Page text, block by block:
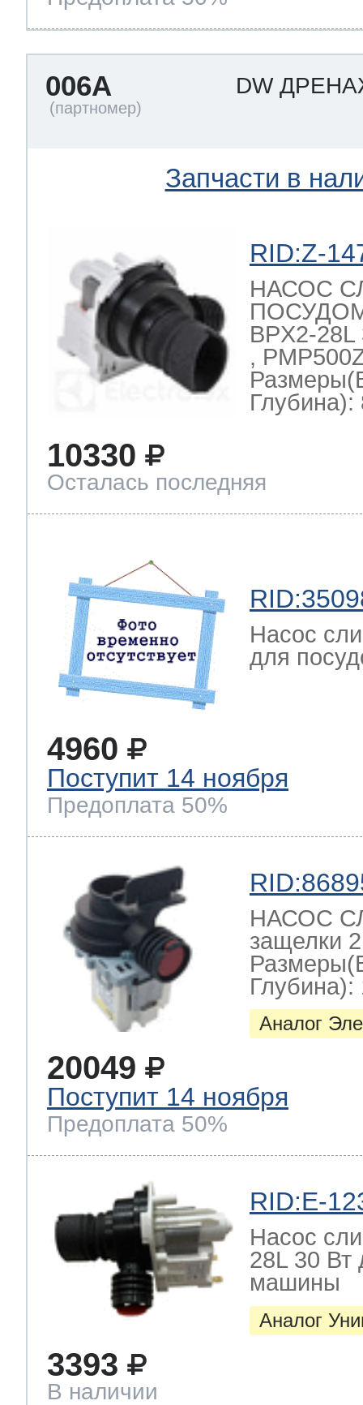
006A DW
Запчасти в
RID:Z-
НАСОС
BPX2-
,
Глубина):
10330
Осталась последняя
Насос
для
4960
Поступит 14 ноября
Предоплата 50%
НАСОС
защелки
Глубина):
Аналог
20049
Поступит 14 ноября
Предоплата 50%
RID:E-
Насос
28L 30 Вт
машины
Аналог
3393
В наличии